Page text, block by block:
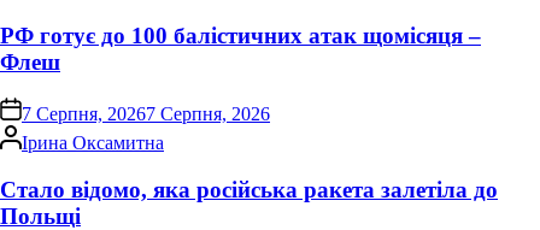
РФ готує до 100 балістичних атак щомісяця –
Флеш
on 7 Серпня, 20267 Серпня, 2026
Опубліковано
Ірина Оксамитна
Стало відомо, яка російська ракета залетіла до
Польщі